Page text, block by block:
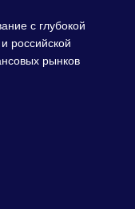
с глубокой
российской
рынков